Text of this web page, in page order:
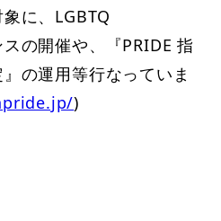
に、LGBTQ
の開催や、『PRIDE 指
の運用等行なっていま
)